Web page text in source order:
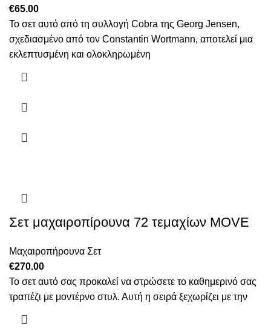
€65.00
Το σετ αυτό από τη συλλογή Cobra της Georg Jensen,
σχεδιασμένο από τον Constantin Wortmann, αποτελεί μια
εκλεπτυσμένη και ολοκληρωμένη
Σετ μαχαιροπίρουνα 72 τεμαχίων MOVE
Μαχαιροπήρουνα Σετ
€270.00
Το σετ αυτό σας προκαλεί να στρώσετε το καθημερινό σας
τραπέζι με μοντέρνο στυλ. Αυτή η σειρά ξεχωρίζει με την